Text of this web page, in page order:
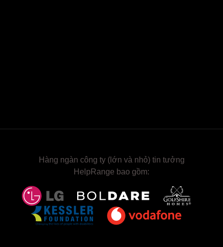
Hàng ngàn công ty (lớn và nhỏ) tin tưởng
HelpRange bao gồm: